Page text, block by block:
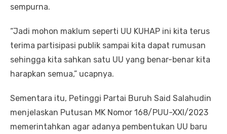
sempurna.
“Jadi mohon maklum seperti UU KUHAP ini kita terus
terima partisipasi publik sampai kita dapat rumusan
sehingga kita sahkan satu UU yang benar-benar kita
harapkan semua,” ucapnya.
Sementara itu, Petinggi Partai Buruh Said Salahudin
menjelaskan Putusan MK Nomor 168/PUU-XXI/2023
memerintahkan agar adanya pembentukan UU baru